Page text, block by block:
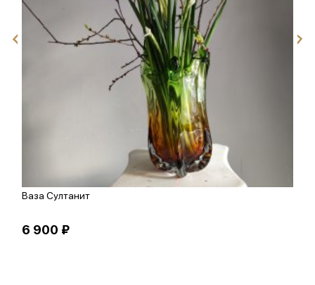
Ваза Султанит
6 900 ₽